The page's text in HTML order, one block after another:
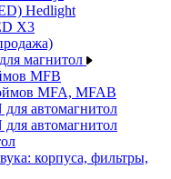
Hedlight
X3
магнитол
MFB
MFA, MFAB
автомагнитол
автомагнитол
корпуса, фильтры,